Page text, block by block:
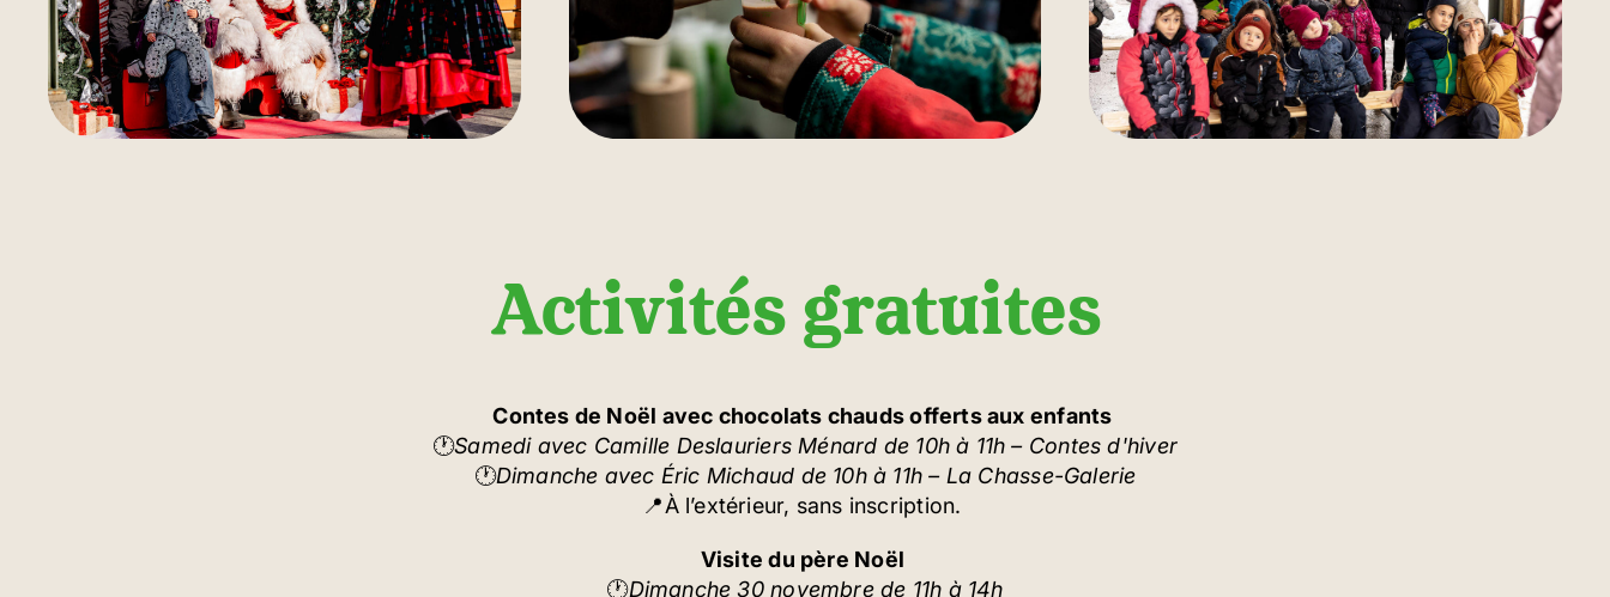
Activités gratuites
Contes de Noël avec chocolats chauds offerts aux enfants
🕐Samedi avec Camille Deslauriers Ménard de 10h à 11h – Contes d'hiver
🕐Dimanche avec Éric Michaud de 10h à 11h – La Chasse-Galerie
📍À l’extérieur, sans inscription.
Visite du père Noël
🕐Dimanche 30 novembre de 11h à 14h